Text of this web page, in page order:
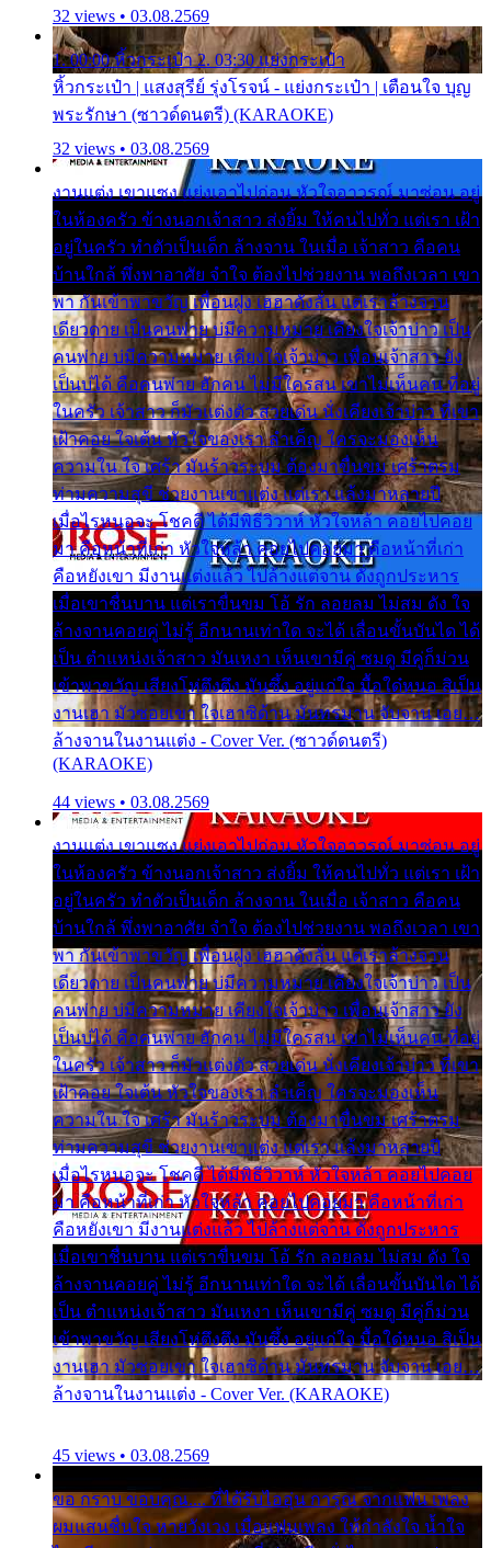
32 views • 03.08.2569
1. 00:00 หิ้วกระเป๋า 2. 03:30 แย่งกระเป๋า
หิ้วกระเป๋า | แสงสุรีย์ รุ่งโรจน์ - แย่งกระเป๋า | เตือนใจ บุญ
พระรักษา (ซาวด์ดนตรี) (KARAOKE)
32 views • 03.08.2569
งานแต่ง เขาแซง แย่งเอาไปก่อน หัวใจอาวรณ์ มาซ่อน อยู่
ในห้องครัว ข้างนอกเจ้าสาว ส่งยิ้ม ให้คนไปทั่ว แต่เรา เฝ้า
อยู่ในครัว ทำตัวเป็นเด็ก ล้างจาน ในเมื่อ เจ้าสาว คือคน
บ้านใกล้ พึ่งพาอาศัย จำใจ ต้องไปช่วยงาน พอถึงเวลา เขา
พา กันเข้าพาขวัญ เพื่อนฝูง เฮฮาดังลั่น แต่เราล้างจาน
เดียวดาย เป็นคนพ่าย บ่มีความหมาย เคียงใจเจ้าบ่าว เป็น
คนพ่าย บ่มีความหมาย เคียงใจเจ้าบ่าว เพื่อนเจ้าสาว ยัง
เป็นบ่ได้ คือคนพ่าย ฮักคน ไม่มีใครสน เขาไม่เห็นคน ที่อยู่
ในครัว เจ้าสาว ก็มัวแต่งตัว สวยเด่น นั่งเคียงเจ้าบ่าว ที่เขา
เฝ้าคอย ใจเต้น หัวใจของเรา ลำเค็ญ ใครจะมองเห็น
ความใน ใจ เศร้า มันร้าวระบม ต้องมาขื่นขม เศร้าตรม
ท่ามความสุขี ช่วยงานเขาแต่ง แต่เรา แล้งมาหลายปี
เมื่อไรหนอจะ โชคดี ได้มีพิธีวิวาห์ หัวใจหล้า คอยไปคอย
มา คือหน้าที่เก่า หัวใจหล้า คอยไปคอยมา คือหน้าที่เก่า
คือหยังเขา มีงานแต่งแล้ว ไปล้างแต่จาน ดั่งถูกประหาร
เมื่อเขาชื่นบาน แต่เราขื่นขม โอ้ รัก ลอยลม ไม่สม ดัง ใจ
ล้างจานคอยคู่ ไม่รู้ อีกนานเท่าใด จะได้ เลื่อนขั้นบันได ได้
เป็น ตำแหน่งเจ้าสาว มันเหงา เห็นเขามีคู่ ซมดู มีคู่ก็ม่วน
เข้าพาขวัญ เสียงโห่ตึงตึง มันซึ้ง อยู่แก่ใจ มื้อใด๋หนอ สิเป็น
งานเฮา มัวซอยเขา ใจเฮาซิด้าน มันทรมาน จับจาน เอย…
ล้างจานในงานแต่ง - Cover Ver. (ซาวด์ดนตรี)
(KARAOKE)
44 views • 03.08.2569
งานแต่ง เขาแซง แย่งเอาไปก่อน หัวใจอาวรณ์ มาซ่อน อยู่
ในห้องครัว ข้างนอกเจ้าสาว ส่งยิ้ม ให้คนไปทั่ว แต่เรา เฝ้า
อยู่ในครัว ทำตัวเป็นเด็ก ล้างจาน ในเมื่อ เจ้าสาว คือคน
บ้านใกล้ พึ่งพาอาศัย จำใจ ต้องไปช่วยงาน พอถึงเวลา เขา
พา กันเข้าพาขวัญ เพื่อนฝูง เฮฮาดังลั่น แต่เราล้างจาน
เดียวดาย เป็นคนพ่าย บ่มีความหมาย เคียงใจเจ้าบ่าว เป็น
คนพ่าย บ่มีความหมาย เคียงใจเจ้าบ่าว เพื่อนเจ้าสาว ยัง
เป็นบ่ได้ คือคนพ่าย ฮักคน ไม่มีใครสน เขาไม่เห็นคน ที่อยู่
ในครัว เจ้าสาว ก็มัวแต่งตัว สวยเด่น นั่งเคียงเจ้าบ่าว ที่เขา
เฝ้าคอย ใจเต้น หัวใจของเรา ลำเค็ญ ใครจะมองเห็น
ความใน ใจ เศร้า มันร้าวระบม ต้องมาขื่นขม เศร้าตรม
ท่ามความสุขี ช่วยงานเขาแต่ง แต่เรา แล้งมาหลายปี
เมื่อไรหนอจะ โชคดี ได้มีพิธีวิวาห์ หัวใจหล้า คอยไปคอย
มา คือหน้าที่เก่า หัวใจหล้า คอยไปคอยมา คือหน้าที่เก่า
คือหยังเขา มีงานแต่งแล้ว ไปล้างแต่จาน ดั่งถูกประหาร
เมื่อเขาชื่นบาน แต่เราขื่นขม โอ้ รัก ลอยลม ไม่สม ดัง ใจ
ล้างจานคอยคู่ ไม่รู้ อีกนานเท่าใด จะได้ เลื่อนขั้นบันได ได้
เป็น ตำแหน่งเจ้าสาว มันเหงา เห็นเขามีคู่ ซมดู มีคู่ก็ม่วน
เข้าพาขวัญ เสียงโห่ตึงตึง มันซึ้ง อยู่แก่ใจ มื้อใด๋หนอ สิเป็น
งานเฮา มัวซอยเขา ใจเฮาซิด้าน มันทรมาน จับจาน เอย…
ล้างจานในงานแต่ง - Cover Ver. (KARAOKE)
45 views • 03.08.2569
ขอ กราบ ขอบคุณ.... ที่ได้รับไออุ่น การุณ จากแฟน เพลง
ผมแสนชื่นใจ หายวังเวง เมื่อแฟนเพลง ให้กำลังใจ น้ำใจ